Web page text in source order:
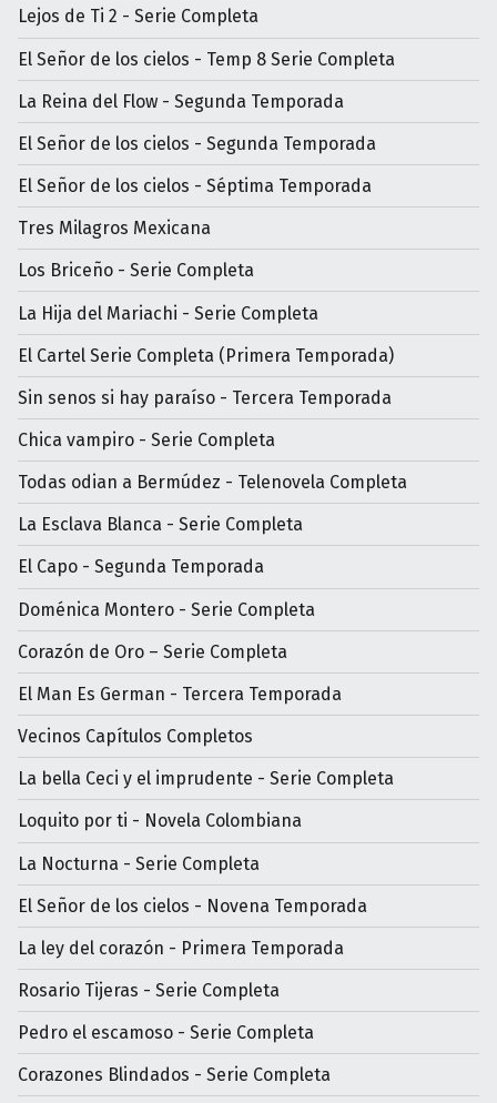
Lejos de Ti 2 - Serie Completa
El Señor de los cielos - Temp 8 Serie Completa
La Reina del Flow - Segunda Temporada
El Señor de los cielos - Segunda Temporada
El Señor de los cielos - Séptima Temporada
Tres Milagros Mexicana
Los Briceño - Serie Completa
La Hija del Mariachi - Serie Completa
El Cartel Serie Completa (Primera Temporada)
Sin senos si hay paraíso - Tercera Temporada
Chica vampiro - Serie Completa
Todas odian a Bermúdez - Telenovela Completa
La Esclava Blanca - Serie Completa
El Capo - Segunda Temporada
Doménica Montero - Serie Completa
Corazón de Oro – Serie Completa
El Man Es German - Tercera Temporada
Vecinos Capítulos Completos
La bella Ceci y el imprudente - Serie Completa
Loquito por ti - Novela Colombiana
La Nocturna - Serie Completa
El Señor de los cielos - Novena Temporada
La ley del corazón - Primera Temporada
Rosario Tijeras - Serie Completa
Pedro el escamoso - Serie Completa
Corazones Blindados - Serie Completa